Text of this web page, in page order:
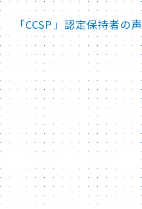
「CCSP」認定保持者の声